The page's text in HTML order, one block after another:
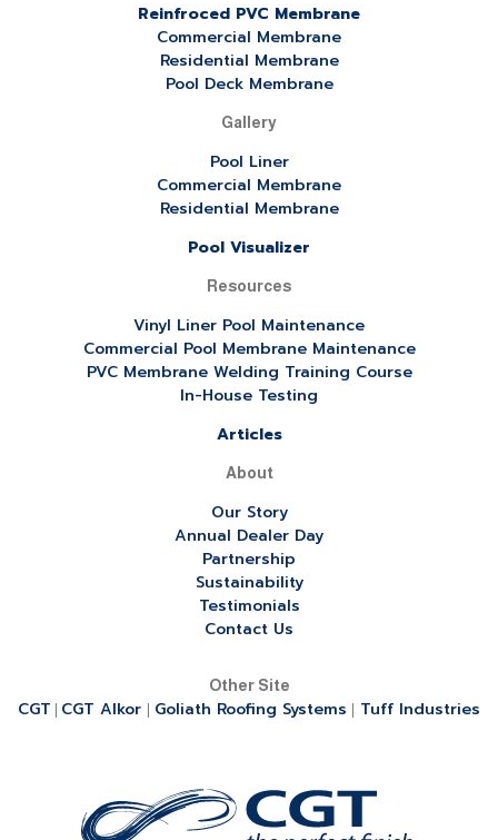
Reinfroced PVC Membrane
Commercial Membrane
Residential Membrane
Pool Deck Membrane
Gallery
Pool Liner
Commercial Membrane
Residential Membrane
Pool Visualizer
Resources
Vinyl Liner Pool Maintenance
Commercial Pool Membrane Maintenance
PVC Membrane Welding Training Course
In-House Testing
Articles
About
Our Story
Annual Dealer Day
Partnership
Sustainability
Testimonials
Contact Us
Other Site
CGT CGT Alkor Goliath Roofing Systems Tuff Industries